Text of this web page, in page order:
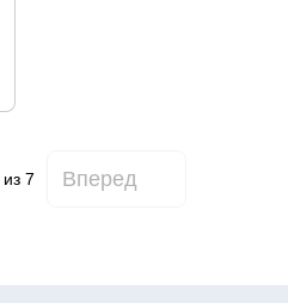
из 7 Вперед